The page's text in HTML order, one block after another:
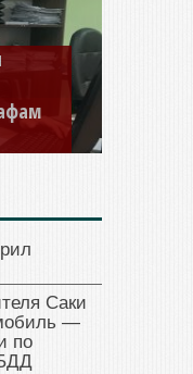
Саки
—
по